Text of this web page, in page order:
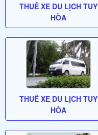
THUÊ XE DU LỊCH TUY
HÒA
THUÊ XE DU LỊCH TUY
HÒA